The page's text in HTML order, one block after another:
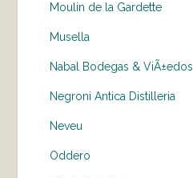
Moulin de la Gardette
Musella
Nabal Bodegas & ViÃ±edos
Negroni Antica Distilleria
Neveu
Oddero